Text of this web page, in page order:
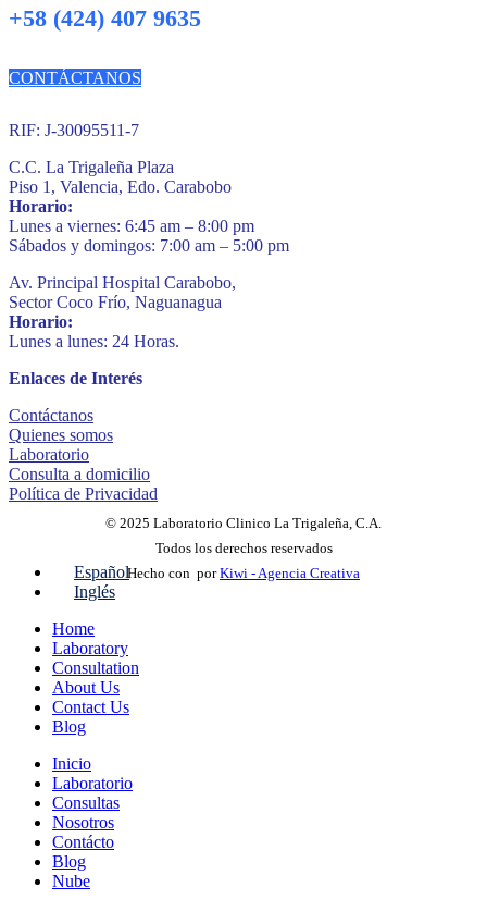
+58 (424) 407 9635
CONTÁCTANOS
RIF: J-30095511-7
C.C. La Trigaleña Plaza
Piso 1, Valencia, Edo. Carabobo
Horario:
Lunes a viernes: 6:45 am – 8:00 pm
Sábados y domingos: 7:00 am – 5:00 pm
Av. Principal Hospital Carabobo,
Sector Coco Frío, Naguanagua
Horario:
Lunes a lunes: 24 Horas.
Enlaces de Interés
Contáctanos
Quienes somos
Laboratorio
Consulta a domicilio
Política de Privacidad
© 2025 Laboratorio Clinico La Trigaleña, C.A.
Todos los derechos reservados
Hecho con porKiwi - Agencia Creativa
Español
Inglés
Home
Laboratory
Consultation
About Us
Contact Us
Blog
Inicio
Laboratorio
Consultas
Nosotros
Contácto
Blog
Nube